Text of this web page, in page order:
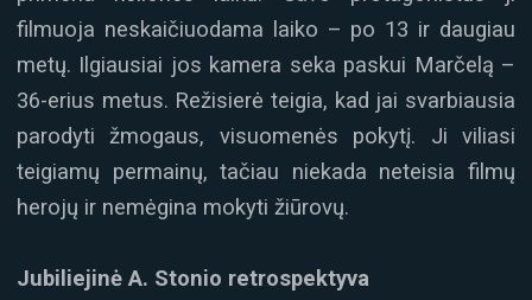
filmuoja neskaičiuodama laiko – po 13 ir daugiau
metų. Ilgiausiai jos kamera seka paskui Marčelą –
36-erius metus. Režisierė teigia, kad jai svarbiausia
parodyti žmogaus, visuomenės pokytį. Ji viliasi
teigiamų permainų, tačiau niekada neteisia filmų
herojų ir nemėgina mokyti žiūrovų.
Jubiliejinė A. Stonio retrospektyva